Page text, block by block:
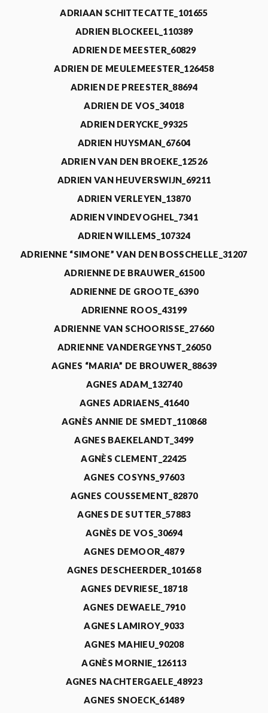
ADRIAAN SCHITTECATTE_101655
ADRIEN BLOCKEEL_110389
ADRIEN DE MEESTER_60829
ADRIEN DE MEULEMEESTER_126458
ADRIEN DE PREESTER_88694
ADRIEN DE VOS_34018
ADRIEN DERYCKE_99325
ADRIEN HUYSMAN_67604
ADRIEN VAN DEN BROEKE_12526
ADRIEN VAN HEUVERSWIJN_69211
ADRIEN VERLEYEN_13870
ADRIEN VINDEVOGHEL_7341
ADRIEN WILLEMS_107324
ADRIENNE “SIMONE” VAN DEN BOSSCHELLE_31207
ADRIENNE DE BRAUWER_61500
ADRIENNE DE GROOTE_6390
ADRIENNE ROOS_43199
ADRIENNE VAN SCHOORISSE_27660
ADRIENNE VANDERGEYNST_26050
AGNES “MARIA” DE BROUWER_88639
AGNES ADAM_132740
AGNES ADRIAENS_41640
AGNÈS ANNIE DE SMEDT_110868
AGNES BAEKELANDT_3499
AGNÈS CLEMENT_22425
AGNES COSYNS_97603
AGNES COUSSEMENT_82870
AGNES DE SUTTER_57883
AGNÈS DE VOS_30694
AGNES DEMOOR_4879
AGNES DESCHEERDER_101658
AGNES DEVRIESE_18718
AGNES DEWAELE_7910
AGNES LAMIROY_9033
AGNES MAHIEU_90208
AGNÈS MORNIE_126113
AGNES NACHTERGAELE_48923
AGNES SNOECK_61489